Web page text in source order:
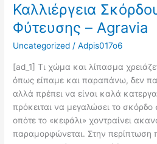
Καλλιέργεια
Φύτευσης – Agravia
Uncategorized /Adpis017o6
[ad_1] Τι χώμα και λίπασμα
όπως είπαμε και παραπάνω, δεν
αλλά πρέπει να είναι καλά
πρόκειται να μεγαλώσει το σκόρδο
οπότε το «κεφάλι» χοντραίνει
παραμορφώνεται. Στην περίπτωση